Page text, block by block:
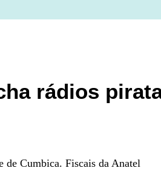
rádios
de Cumbica. Fiscais da Anatel